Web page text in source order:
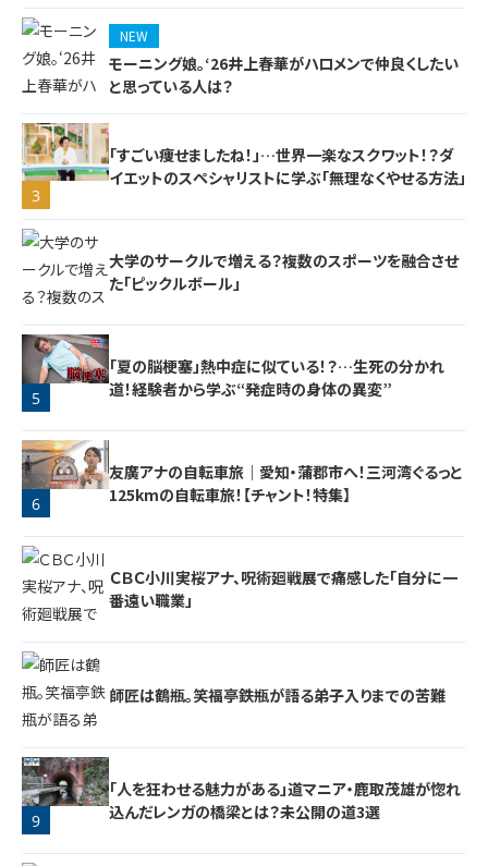
2
NEW
モーニング娘。‘26井上春華がハロメンで仲良くしたい
と思っている人は？
3
「すごい痩せましたね！」…世界一楽なスクワット！？ダ
イエットのスペシャリストに学ぶ「無理なくやせる方法」
4
大学のサークルで増える？複数のスポーツを融合させ
た「ピックルボール」
5
「夏の脳梗塞」熱中症に似ている！？…生死の分かれ
道！経験者から学ぶ“発症時の身体の異変”
6
友廣アナの自転車旅｜愛知・蒲郡市へ！三河湾ぐるっと
125kmの自転車旅！【チャント！特集】
7
ＣＢＣ小川実桜アナ、呪術廻戦展で痛感した「自分に一
番遠い職業」
8
師匠は鶴瓶。笑福亭鉄瓶が語る弟子入りまでの苦難
9
「人を狂わせる魅力がある」道マニア・鹿取茂雄が惚れ
込んだレンガの橋梁とは？未公開の道3選